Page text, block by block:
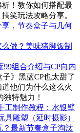
！教你如何搭配最
笑玩法攻略分享。
享，节奏盒子与几何
做？美味猪脚饭制
99组合介绍与CP向内
》黑蓝CP也太甜了
他们为什么这么火
特魅力！
工制作教程：水银壁
具雕塑（延时摄影）
？最新节奏盒子淘汰